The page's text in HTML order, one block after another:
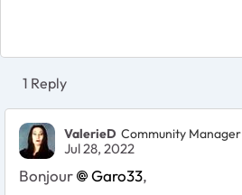
1 Reply
ValerieD Community Manager
Jul 28, 2022
Bonjour Garo33,